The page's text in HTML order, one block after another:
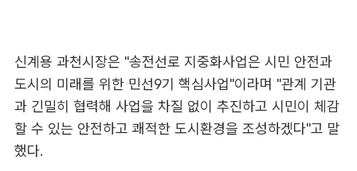
신계용 과천시장은 "송전선로 지중화사업은 시민 안전과
도시의 미래를 위한 민선9기 핵심사업"이라며 "관계 기관
과 긴밀히 협력해 사업을 차질 없이 추진하고 시민이 체감
할 수 있는 안전하고 쾌적한 도시환경을 조성하겠다"고 말
했다.